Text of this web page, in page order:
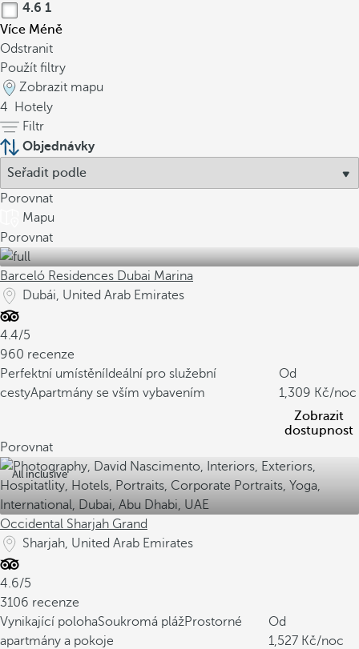
4.6 1
Více Méně
Odstranit
Použít filtry
Zobrazit mapu
4
Hotely
Filtr
Objednávky
Porovnat
Mapu
Porovnat
Barceló Residences Dubai Marina
Dubái, United Arab Emirates
4.4/5
960 recenze
Perfektní umístění Ideální pro služební
cestyApartmány se vším vybavením
Od
1,309
/noc
Zobrazit
dostupnost
Porovnat
All inclusive
Occidental Sharjah Grand
Sharjah, United Arab Emirates
4.6/5
3106 recenze
Vynikající polohaSoukromá plážProstorné
apartmány a pokoje
Od
1,527
/noc